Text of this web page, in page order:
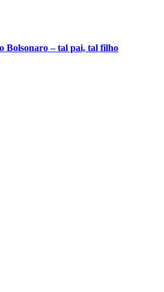
Bolsonaro – tal pai, tal filho